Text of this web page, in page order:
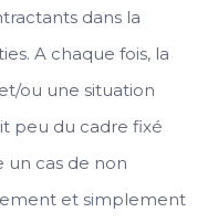
dans la
A chaque fois, la
ou une situation
peu du cadre fixé
un cas de non
et simplement